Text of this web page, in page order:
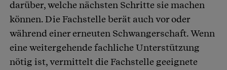
darüber, welche nächsten Schritte sie machen
können. Die Fachstelle berät auch vor oder
während einer erneuten Schwangerschaft. Wenn
eine weitergehende fachliche Unterstützung
nötig ist, vermittelt die Fachstelle geeignete